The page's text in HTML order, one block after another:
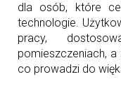
dla osób, które
technologie.
pracy,
pomieszczeniach,
co prowadzi do